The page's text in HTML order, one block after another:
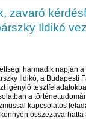
zavaró
Ildikó
harmadik napján
Ildikó, a Budapesti
igénylő
a
kapcsolatos